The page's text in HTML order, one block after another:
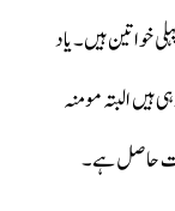
خواتین ہیں۔ یاد
ہیں البتہ مومنہ
حاصل ہے۔